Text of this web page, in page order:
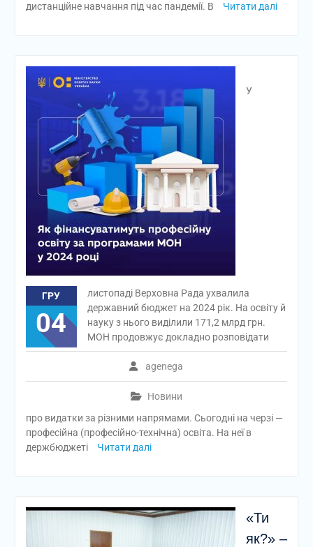
дистанційне навчання під час пандемії. В
Читати далі
ГРУ
04
agenega
Новини
У
листопаді Верховна Рада ухвалила
державний бюджет на 2024 рік. На освіту й
науку з нього виділили 171,2 млрд грн.
МОН продовжує докладно розповідати
про видатки за різними напрямами. Сьогодні на черзі —
професійна (професійно-технічна) освіта. На неї в
держбюджеті
Читати далі
«Ти
як?» –